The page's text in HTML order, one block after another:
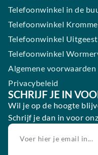
Telefoonwinkel in de
Telefoonwinkel
Telefoonwinkel Uitgeest
Telefoonwinkel
Algemene voorwaarden
Privacybeleid
SCHRIJF JE IN
Wil je op de hoogte
Schrijf je dan in voor